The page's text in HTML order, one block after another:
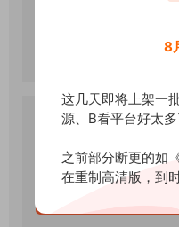
8
这几天即将上架一
源、B看平台好太
之前部分断更的如
在重制高清版，到